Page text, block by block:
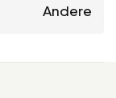
Andere